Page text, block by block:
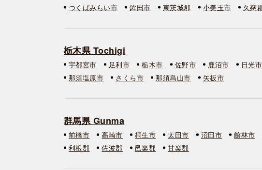
つくばみらい市
鉾田市 東茨城郡 小美玉市 久慈
栃木県 Tochigi
宇都宮市 足利市 栃木市 佐野市 鹿沼市 日光市
那須塩原市
さくら市 那須烏山市 矢板市
群馬県 Gunma
前橋市 高崎市 桐生市 太田市 沼田市 館林市
利根郡
佐波郡 邑楽郡 甘楽郡